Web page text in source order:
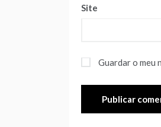
Site
Guardar o meu